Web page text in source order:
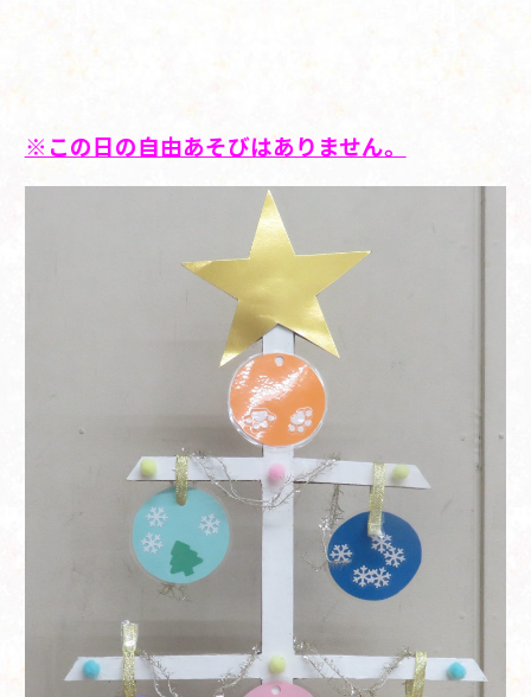
※この日の自由あそびはありません。